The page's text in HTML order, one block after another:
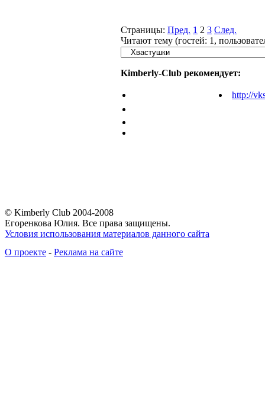
Страницы: Пред. 1 2 3 След.
Читают тему (гостей: 1 ,
Kimberly-Club рекомендует:
http://
© Kimberly Club 2004-2008
Егоренкова Юлия. Все права защищены.
Условия использования материалов данного сайта
О проекте - Реклама на сайте